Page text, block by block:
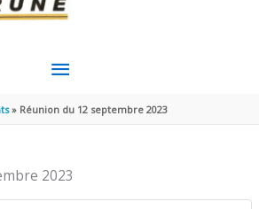
MENU
PRINCIPAL
Réunion du 12 septembre 2023
2023